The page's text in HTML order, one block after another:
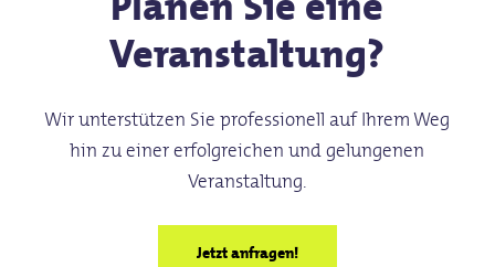
Veranstaltung?
Wir unterstützen Sie professionell auf Ihrem Weg
hin zu einer erfolgreichen und gelungenen
Veranstaltung.
Jetzt anfragen!